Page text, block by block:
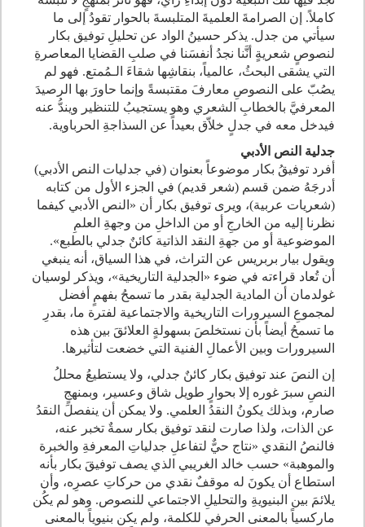
كاملاً. إن الصرامةَ العلميةَ المتلبسةَ بالحوار تقودُ إلى ما
سيأتي من جدل. يذكر حسينُ الواد عن تحليلِ توفيق بكار
لنصوصٍ شعريةٍ أنَّنا نجدُ أنفسَنا في صلبِ القضايا المعاصرةِ
التي يشقى البحثُ، عالمياً، بنقاشِها شقاءَ الـمُمتع. فهو لم
يصُبّ على النصوصِ معارفَ مقتبسةً وإنما حاورَ بها الرصيدَ
المعرفيَّ بالخطابِ الشعري وهو يستجيبُ للتنظير ويندُّ عنه
فيدخل معه في جدلٍ خلاّق بعيداً عن السذاجةِ الحرباوية.
جدلية النص الأدبي
أفرد توفيقُ بكار موضوعاً بعنوان (في جدليات النص الأدبي)
أدرجَهُ ضمن قسم (شعر قديم) في الجزء الأول من كتابه
(شعريات عربية)، ويرى توفيق بكار أن «النص الأدبي كيفما
نظرنا إليه من الخارجِ أو من الداخلِ من وجهةِ العلمِ
الموضوعية أو من جهةِ النقد الذاتية كائنٌ جدلي بالطبع».
ويقول بيار بربريس عن التراث، في هذا السياق، أنه ينبغي
أن تُعاد قراءته في ضوء «الجدلية التاريخية»، ويذكر لوسيان
غولدمان أن المادية الجدلية بقدر ما تسمحُ بفهمٍ أفضل
لمجموعِ السيرورات التاريخية والاجتماعية لفترة ما، بقدرِ
ما تسمحُ أيضاً بأن نستخلصَ بسهولةٍ العلائقَ بين هذه
السيرورات وبين الأعمالِ الفنية التي خضعت لتأثيرها.
إن النصَ عند توفيق بكار كائنٌ جدلي، ولا يستطيعُ محللُ
النصِ سبرَ غوره إلا بحوارٍ طويل شاق وعسير، وبمنهجٍ
صارم، وبذلك يكونُ النقدُ العلمي. ولا يمكن أن ينفصلَ النقدُ
عن الذات، ولذا صارت لنقد توفيق بكار سمةٌ تخبر عنه،
فالنصُ النقدي «نتاج حيٌّ لتفاعلِ جدلياتِ المعرفةِ والخبرة
والموهبة» حسب خالد الغريبي الذي يصف توفيقَ بكار بأنه
استطاع أن يكونَ له موقفٌ نقدي من حركاتِ عصرِه، وأن
يلائمَ بين البنيويةِ والتحليلِ الاجتماعي للنصوص. وهو لم يكُن
ماركسياً بالمعنى الحرفي للكلمة، ولم يكن بنيوياً بالمعنى